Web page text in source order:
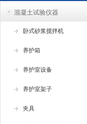
混凝土试验仪器
卧式砂浆搅拌机
养护箱
养护室设备
养护室架子
夹具